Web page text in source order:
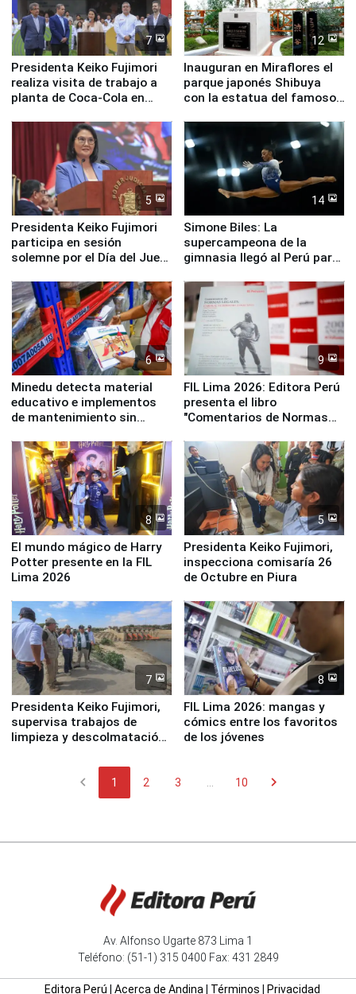
7
Presidenta Keiko Fujimori
realiza visita de trabajo a
planta de Coca-Cola en
12
Inauguran en Miraflores el
parque japonés Shibuya
con la estatua del famoso
5
Presidenta Keiko Fujimori
participa en sesión
solemne por el Día del Juez
14
Simone Biles: La
supercampeona de la
gimnasia llegó al Perú para
Panamericanos Lima 2027
6
Minedu detecta material
educativo e implementos
de mantenimiento sin
la UGEL 2
9
FIL Lima 2026: Editora Perú
presenta el libro
"Comentarios de Normas
Derecho Colectivo"
8
El mundo mágico de Harry
Potter presente en la FIL
Lima 2026
5
Presidenta Keiko Fujimori,
inspecciona comisaría 26
de Octubre en Piura
7
Presidenta Keiko Fujimori,
supervisa trabajos de
limpieza y descolmatación
8
FIL Lima 2026: mangas y
cómics entre los favoritos
de los jóvenes
chevron_left 1 2 3 10 chevron_right
Av. Alfonso Ugarte 873 Lima 1
Teléfono: (51-1) 315 0400 Fax: 431 2849
Editora Perú Acerca de Andina| Términos Privacidad